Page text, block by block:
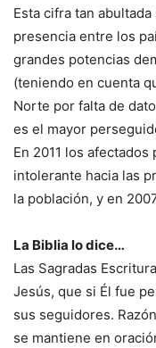
Esta cifra tan
presencia entre los
grandes potencias
(teniendo en cuenta
Norte por falta de
es el mayor
En 2011 los
intolerante hacia las
la población, y en
La Biblia lo dice…
Las Sagradas
Jesús, que si Él fue
sus seguidores.
se mantiene en